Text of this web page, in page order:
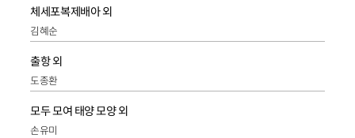
체세포복제배아 외
김혜순
출항 외
도종환
모두 모여 태양 모양 외
손유미